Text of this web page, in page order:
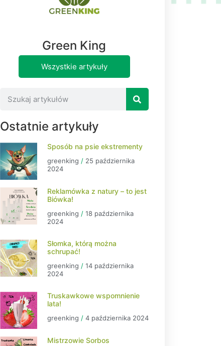
Green King
Wszystkie artykuły
Ostatnie artykuły
Sposób na psie ekstrementy
greenking
25 października
2024
Reklamówka z natury – to jest
Biówka!
greenking
18 października
2024
Słomka, którą można
schrupać!
greenking
14 października
2024
Truskawkowe wspomnienie
lata!
greenking 4 października 2024
Mistrzowie Sorbos